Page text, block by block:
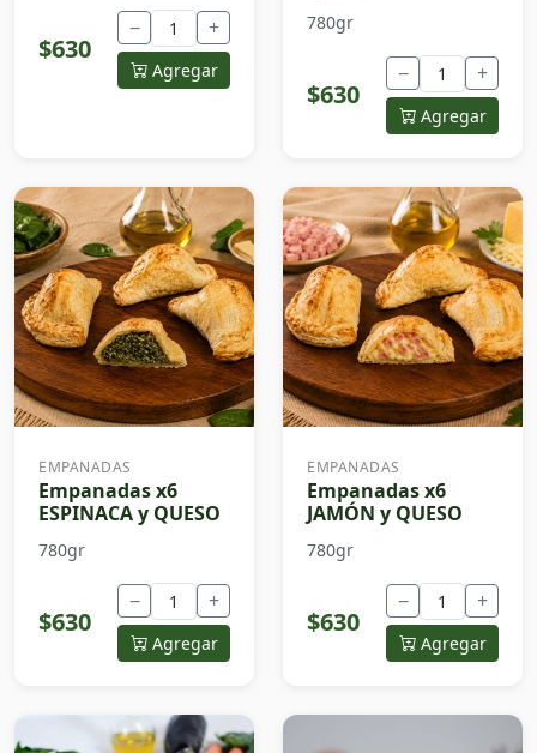
$630
− +
Agregar
780gr
$630
− +
Agregar
EMPANADAS
Empanadas x6
ESPINACA y QUESO
780gr
$630
− +
Agregar
EMPANADAS
Empanadas x6
JAMÓN y QUESO
780gr
$630
− +
Agregar